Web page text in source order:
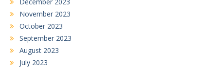
November 2023
October 2023
September 2023
August 2023
July 2023